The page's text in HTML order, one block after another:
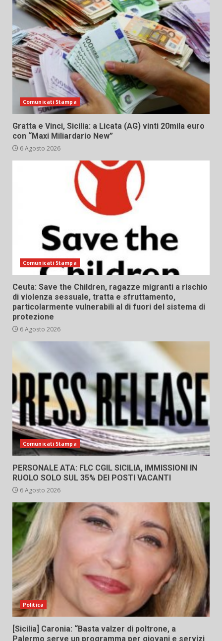
Comunicati Stampa
Gratta e Vinci, Sicilia: a Licata (AG) vinti 20mila euro
con “Maxi Miliardario New”
6 Agosto 2026
Comunicati Stampa
Ceuta: Save the Children, ragazze migranti a rischio
di violenza sessuale, tratta e sfruttamento,
particolarmente vulnerabili al di fuori del sistema di
protezione
6 Agosto 2026
Comunicati Stampa
PERSONALE ATA: FLC CGIL SICILIA, IMMISSIONI IN
RUOLO SOLO SUL 35% DEI POSTI VACANTI
6 Agosto 2026
Politica
[Sicilia] Caronia: “Basta valzer di poltrone, a
Palermo serve un programma per giovani e servizi